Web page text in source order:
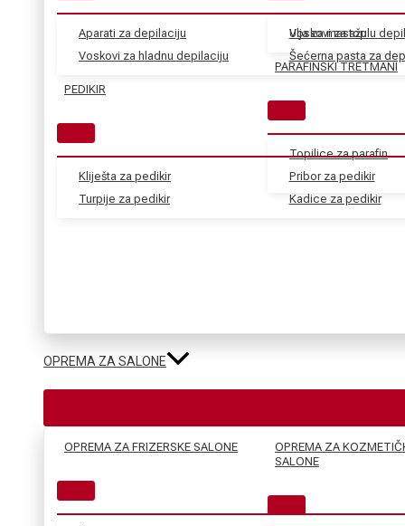
Aparati za depilaciju
Voskovi za hladnu depilaciju
Voskovi za toplu
Šećerna pasta za
PEDIKIR
Kliješta za pedikir
Turpije za pedikir
Pribor za pedikir
Kadice za pedikir
Ulja za masažu
PARAFINSKI TRETMANI
Topilice za parafin
OPREMA ZA SALONE
OPREMA ZA FRIZERSKE SALONE
OPREMA ZA
SALONE